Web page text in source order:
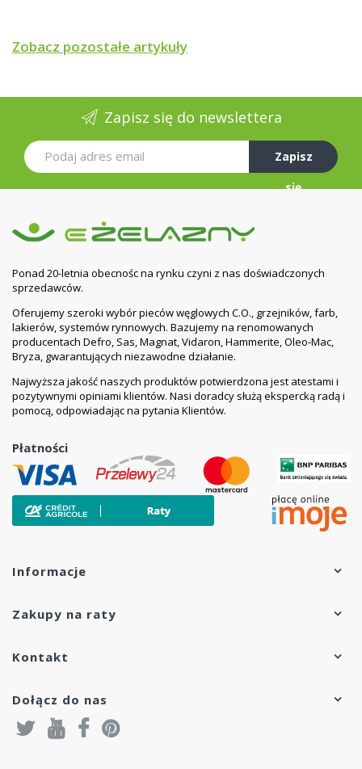
Zobacz pozostałe artykuły
Zapisz się do newslettera
Zapisz
się
Ponad 20-letnia obecnośc na rynku czyni z nas doświadczonych
sprzedawców.
Oferujemy szeroki wybór pieców węglowych C.O., grzejników, farb,
lakierów, systemów rynnowych. Bazujemy na renomowanych
producentach Defro, Sas, Magnat, Vidaron, Hammerite, Oleo-Mac,
Bryza, gwarantujących niezawodne działanie.
Najwyższa jakość naszych produktów potwierdzona jest atestami i
pozytywnymi opiniami klientów. Nasi doradcy służą ekspercką radą i
pomocą, odpowiadając na pytania Klientów.
Płatności
Informacje
Zakupy na raty
Kontakt
Dołącz do nas